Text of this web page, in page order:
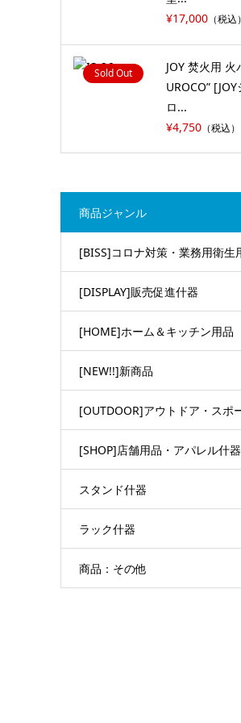
¥17,000（税込）
Sold Out
JOY 焚火用 火
UROCO”
ロ...
¥4,750（税込）
商品ジャンル
[BISS]コロナ対策・業務用衛生
[DISPLAY]販売促進什器
[HOME]ホーム＆キッチン用品
[NEW!!]新商品
[OUTDOOR]アウトドア・スポ
[SHOP]店舗用品・アパレル什器
スタンド什器
ラック什器
商品：その他